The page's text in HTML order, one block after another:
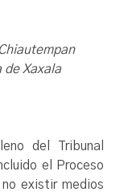
de Xaxala
del Tribunal
el Proceso
existir medios